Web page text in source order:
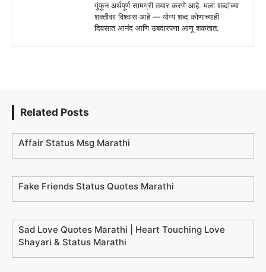
गुंफून अर्थपूर्ण सामग्री तयार करणे आहे. मला शब्दांच्या
शक्तीवर विश्वास आहे — योग्य शब्द कोणाच्याही
दिवसात आनंद आणि उबदारपणा आणू शकतात.
Related Posts
Affair Status Msg Marathi
Fake Friends Status Quotes Marathi
Sad Love Quotes Marathi | Heart Touching Love
Shayari & Status Marathi